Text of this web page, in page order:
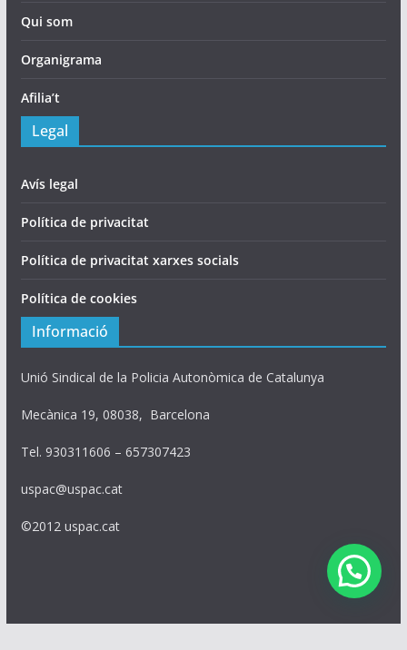
Qui som
Organigrama
Afilia’t
Legal
Avís legal
Política de privacitat
Política de privacitat xarxes socials
Política de cookies
Informació
Unió Sindical de la Policia Autonòmica de Catalunya
Mecànica 19, 08038, Barcelona
Tel. 930311606 – 657307423
uspac@uspac.cat
©2012 uspac.cat